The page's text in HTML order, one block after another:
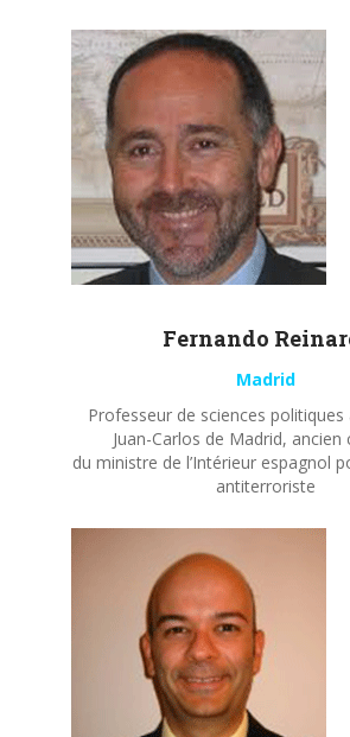
Fernando
Madrid
Professeur de sciences politiques
Juan-Carlos de Madrid, ancien
du ministre de l’Intérieur espagnol
antiterroriste